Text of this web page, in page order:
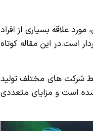
علاقه بسیاری از افراد
است.در این مقاله کوتاه
شرکت های مختلف تولید
است و مزایای متعددی